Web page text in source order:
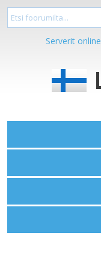
Serverit online